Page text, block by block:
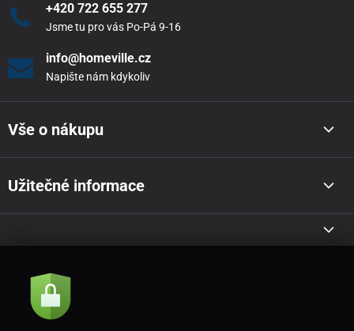
+420 722 655 277
Jsme tu pro vás Po-Pá 9-16
info@homeville.cz
Napište nám kdykoliv
Vše o nákupu
Užitečné informace
Akce a novinky e-mailem